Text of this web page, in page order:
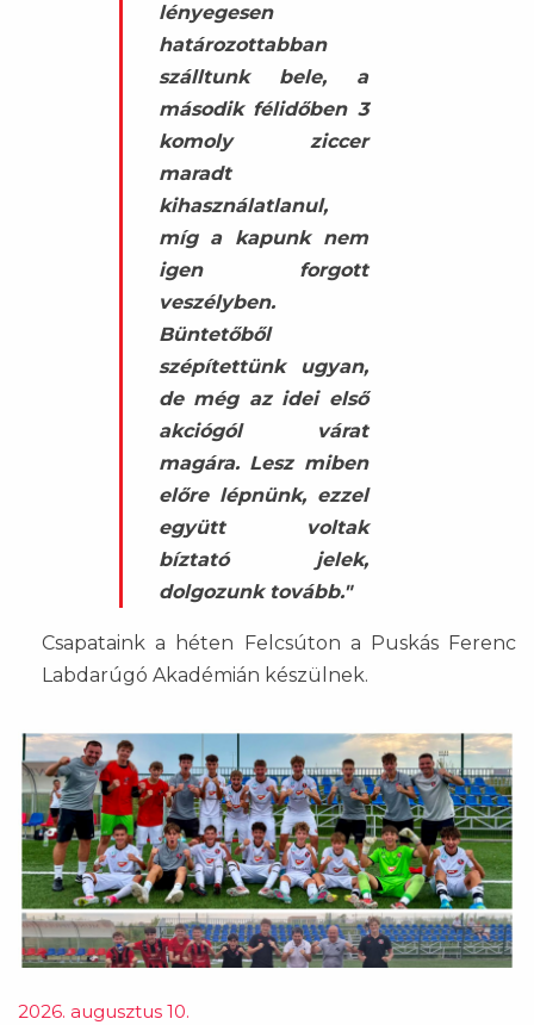
lényegesen
határozottabban
szálltunk bele, a
második félidőben 3
komoly ziccer
maradt
kihasználatlanul,
míg a kapunk nem
igen forgott
veszélyben.
Büntetőből
szépítettünk ugyan,
de még az idei első
akciógól várat
magára. Lesz miben
előre lépnünk, ezzel
együtt voltak
bíztató jelek,
dolgozunk tovább."
Csapataink a héten Felcsúton a Puskás Ferenc
Labdarúgó Akadémián készülnek.
2026. augusztus 10.